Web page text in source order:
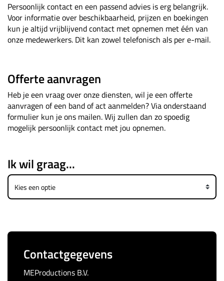
Persoonlijk contact en een passend advies is erg belangrijk.
Voor informatie over beschikbaarheid, prijzen en boekingen
kun je altijd vrijblijvend contact met opnemen met één van
onze medewerkers. Dit kan zowel telefonisch als per e-mail.
Offerte aanvragen
Heb je een vraag over onze diensten, wil je een offerte
aanvragen of een band of act aanmelden? Via onderstaand
formulier kun je ons mailen. Wij zullen dan zo spoedig
mogelijk persoonlijk contact met jou opnemen.
Ik wil graag...
Contactgegevens
MEProductions B.V.